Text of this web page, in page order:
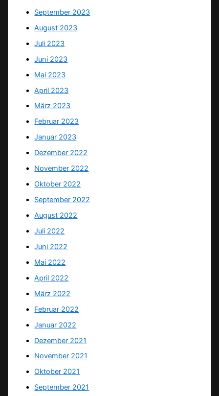
September 2023
August 2023
Juli 2023
Juni 2023
Mai 2023
April 2023
März 2023
Februar 2023
Januar 2023
Dezember 2022
November 2022
Oktober 2022
September 2022
August 2022
Juli 2022
Juni 2022
Mai 2022
April 2022
März 2022
Februar 2022
Januar 2022
Dezember 2021
November 2021
Oktober 2021
September 2021